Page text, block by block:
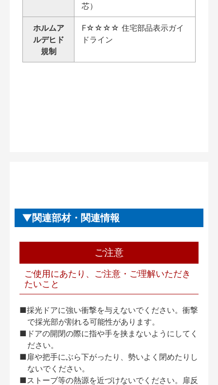
芯）
ホルムア
ルデヒド
規制
F☆☆☆☆ 住宅部品表示ガイ
ドライン
関連部材・関連情報
ご注意
ご使用にあたり、ご注意・ご理解いただき
たいこと
■採光ドアに強い衝撃を与えないでください。衝撃
で採光部が割れる可能性があります。
■ドアの開閉の際に指や手を挟まないようにしてく
ださい。
■扉や把手にぶら下がったり、勢いよく閉めたりし
ないでください。
■ストーブ等の熱源を近づけないでください。扉反